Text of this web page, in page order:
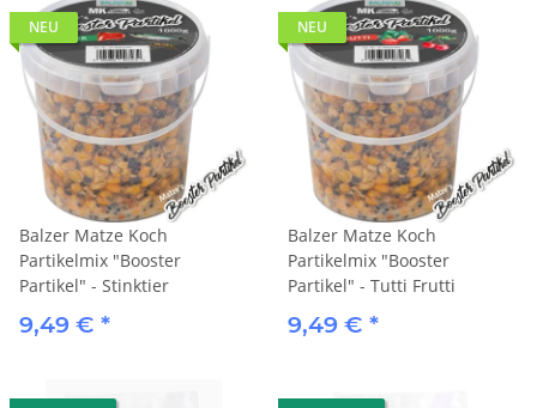
NEU
Balzer Matze Koch
Partikelmix "Booster
Partikel" - Stinktier
9,49 € *
NEU
Balzer Matze Koch
Partikelmix "Booster
Partikel" - Tutti Frutti
9,49 € *